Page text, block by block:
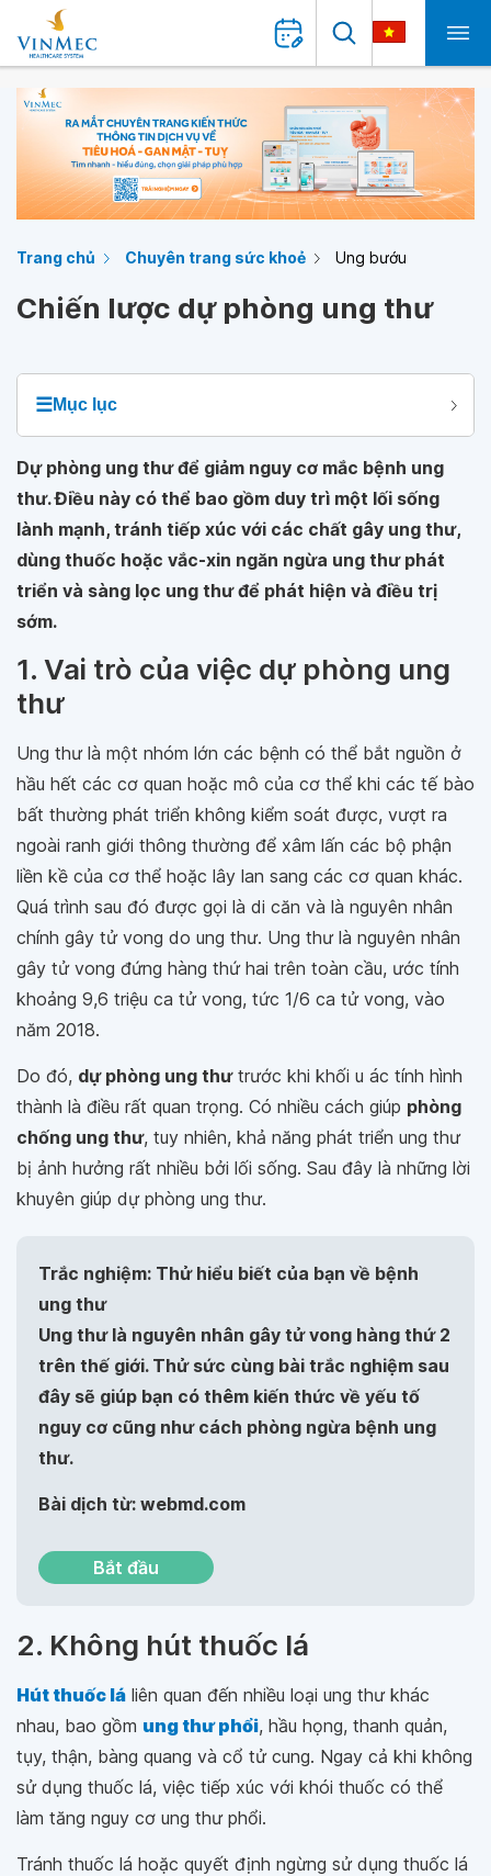
Trang chủ Chuyên trang sức khoẻ Ung bướu
Chiến lược dự phòng ung thư
☰Mục lục
Dự phòng ung thư để giảm nguy cơ mắc bệnh ung
thư. Điều này có thể bao gồm duy trì một lối sống
lành mạnh, tránh tiếp xúc với các chất gây ung thư,
dùng thuốc hoặc vắc-xin ngăn ngừa ung thư phát
triển và sàng lọc ung thư để phát hiện và điều trị
sớm.
1. Vai trò của việc dự phòng ung
thư
Ung thư là một nhóm lớn các bệnh có thể bắt nguồn ở
hầu hết các cơ quan hoặc mô của cơ thể khi các tế bào
bất thường phát triển không kiểm soát được, vượt ra
ngoài ranh giới thông thường để xâm lấn các bộ phận
liền kề của cơ thể hoặc lây lan sang các cơ quan khác.
Quá trình sau đó được gọi là di căn và là nguyên nhân
chính gây tử vong do ung thư. Ung thư là nguyên nhân
gây tử vong đứng hàng thứ hai trên toàn cầu, ước tính
khoảng 9,6 triệu ca tử vong, tức 1/6 ca tử vong, vào
năm 2018.
Do đó, dự phòng ung thưtrước khi khối u ác tính hình
thành là điều rất quan trọng. Có nhiều cách giúp phòng
chống ung thư, tuy nhiên, khả năng phát triển ung thư
bị ảnh hưởng rất nhiều bởi lối sống. Sau đây là những lời
khuyên giúp dự phòng ung thư.
Trắc nghiệm: Thử hiểu biết của bạn về bệnh
ung thư
Ung thư là nguyên nhân gây tử vong hàng thứ 2
trên thế giới. Thử sức cùng bài trắc nghiệm sau
đây sẽ giúp bạn có thêm kiến thức về yếu tố
nguy cơ cũng như cách phòng ngừa bệnh ung
thư.
Bài dịch từ: webmd.com
Bắt đầu
2. Không hút thuốc lá
Hút thuốc lá liên quan đến nhiều loại ung thư khác
nhau, bao gồm ung thư phổi, hầu họng, thanh quản,
tụy, thận, bàng quang và cổ tử cung. Ngay cả khi không
sử dụng thuốc lá, việc tiếp xúc với khói thuốc có thể
làm tăng nguy cơ ung thư phổi.
Tránh thuốc lá hoặc quyết định ngừng sử dụng thuốc lá